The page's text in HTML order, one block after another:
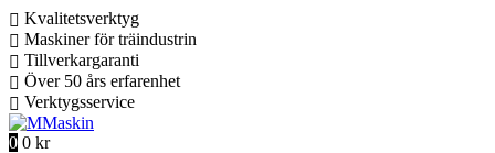
Kvalitetsverktyg
Maskiner för träindustrin
Tillverkargaranti
Över 50 års erfarenhet
Verktygsservice
0 0 kr